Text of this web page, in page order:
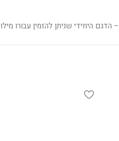
היחידי שניתן להזמין עבורו